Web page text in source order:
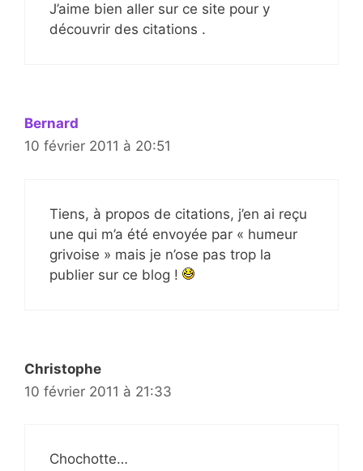
J’aime bien aller sur ce site pour y
découvrir des citations .
Bernard
10 février 2011 à 20:51
Tiens, à propos de citations, j’en ai reçu
une qui m’a été envoyée par « humeur
grivoise » mais je n’ose pas trop la
publier sur ce blog !
Christophe
10 février 2011 à 21:33
Chochotte…